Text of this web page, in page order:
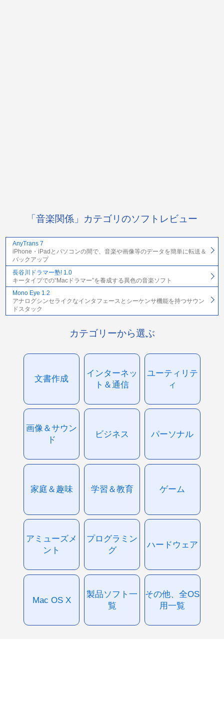
「音楽関係」カテゴリのソフトレビュー
AnyTrans 7
iPhone・iPadとパソコンの間で、音楽や画像等のデータを簡単に転送＆
バックアップ
長谷川ドラマー塾! 1.0
キータイプでの“Macドラマー”を養成する異色の音楽ソフト
Mono Eye 1.2
アナログシンセライクなインタフェースとシーケンサ機能を持つサウン
ドスタック
カテゴリーから選ぶ
文書作成
インターネッ
ト＆通信
ユーティリテ
ィ
画像＆サウン
ド
ビジネス パーソナル
家庭＆趣味 学習＆教育 ゲーム
アミューズメ
ント
プログラミン
グ
ハードウェア
Mac OS X
製品ソフト一
覧
その他、全OS
用一覧